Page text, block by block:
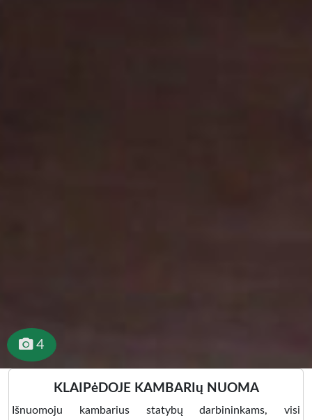
4
KLAIPėDOJE KAMBARIų NUOMA
Išnuomoju kambarius statybų darbininkams, visi